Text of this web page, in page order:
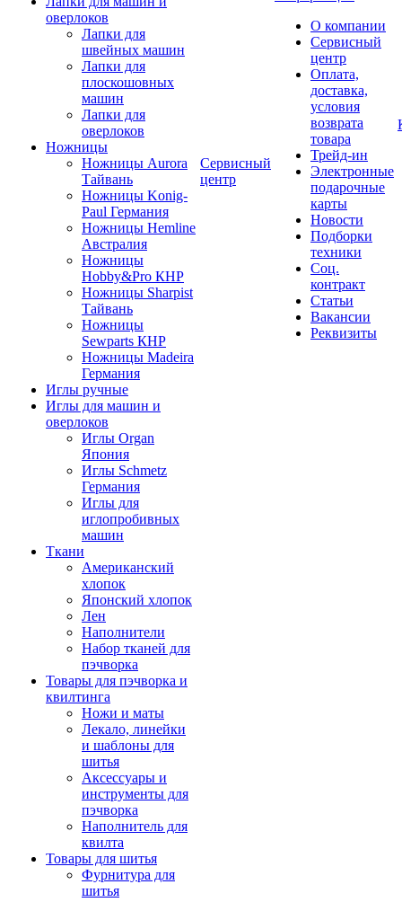
оверлоков
Лапки для
швейных машин
Лапки для
плоскошовных
машин
Лапки для
оверлоков
Ножницы
Ножницы Aurora
Тайвань
Ножницы Konig-
Paul Германия
Ножницы Hemline
Австралия
Ножницы
Hobby&Pro КНР
Ножницы Sharpist
Тайвань
Ножницы
Sewparts КНР
Ножницы Madeira
Германия
Иглы ручные
Иглы для машин и
оверлоков
Иглы Organ
Япония
Иглы Schmetz
Германия
Иглы для
иглопробивных
машин
Ткани
Американский
хлопок
Японский хлопок
Лен
Наполнители
Набор тканей для
пэчворка
Товары для пэчворка и
квилтинга
Ножи и маты
Лекало, линейки
и шаблоны для
шитья
Аксессуары и
инструменты для
пэчворка
Наполнитель для
квилта
Товары для шитья
Фурнитура для
шитья
Сервисный
центр
О компании
Сервисный
центр
Оплата,
доставка,
условия
возврата
товара
Трейд-ин
Электронные
подарочные
карты
Новости
Подборки
техники
Соц.
контракт
Статьи
Вакансии
Реквизиты